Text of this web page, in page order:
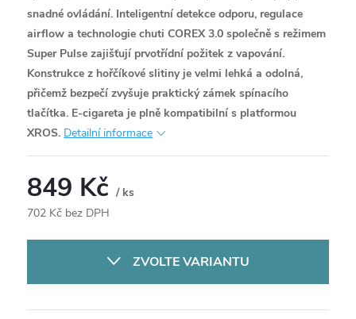
snadné ovládání. Inteligentní detekce odporu, regulace
airflow a technologie chuti COREX 3.0 společně s režimem
Super Pulse zajišťují prvotřídní požitek z vapování.
Konstrukce z hořčíkové slitiny je velmi lehká a odolná,
přičemž bezpečí zvyšuje praktický zámek spínacího
tlačítka. E-cigareta je plně kompatibilní s platformou
XROS. Detailní informace
849 Kč/ ks
702 Kč bez DPH
ZVOLTE VARIANTU